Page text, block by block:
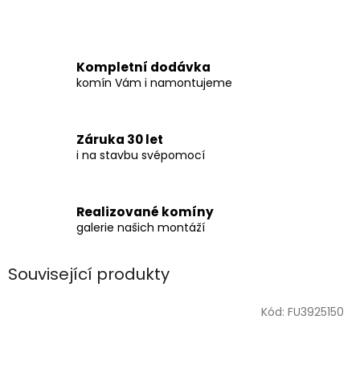
Kompletní dodávka
komín Vám i namontujeme
Záruka 30 let
i na stavbu svépomocí
Realizované komíny
galerie našich montáží
Související produkty
Kód: FU3925150